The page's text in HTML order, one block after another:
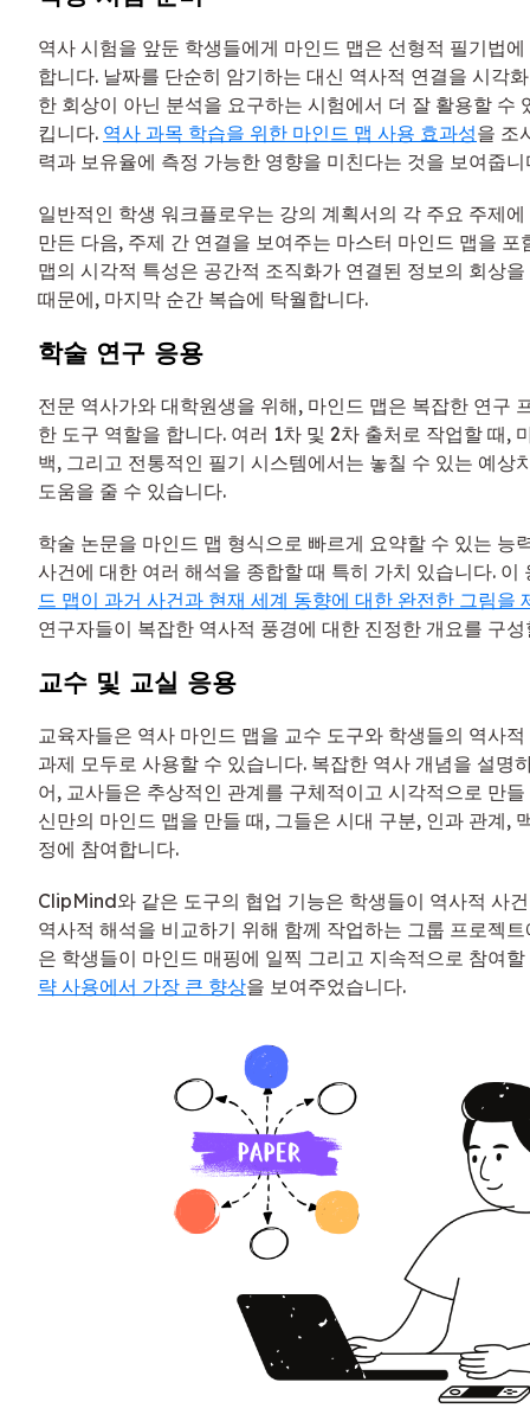
역사 시험을 앞둔 학생들에게 마인드 맵은 선형적 필기법
합니다. 날짜를 단순히 암기하는 대신 역사적 연결을 시각
한 회상이 아닌 분석을 요구하는 시험에서 더 잘 활용할 수
킵니다. 역사 과목 학습을 위한 마인드 맵 사용 효과성을 조
력과 보유율에 측정 가능한 영향을 미친다는 것을 보여줍니
일반적인 학생 워크플로우는 강의 계획서의 각 주요 주제
만든 다음, 주제 간 연결을 보여주는 마스터 마인드 맵을 포
맵의 시각적 특성은 공간적 조직화가 연결된 정보의 회상
때문에, 마지막 순간 복습에 탁월합니다.
학술 연구 응용
전문 역사가와 대학원생을 위해, 마인드 맵은 복잡한 연구
한 도구 역할을 합니다. 여러 1차 및 2차 출처로 작업할 때,
백, 그리고 전통적인 필기 시스템에서는 놓칠 수 있는 예상
도움을 줄 수 있습니다.
학술 논문을 마인드 맵 형식으로 빠르게 요약할 수 있는 능
사건에 대한 여러 해석을 종합할 때 특히 가치 있습니다. 이
드 맵이 과거 사건과 현재 세계 동향에 대한 완전한 그림을
연구자들이 복잡한 역사적 풍경에 대한 진정한 개요를 구
교수 및 교실 응용
교육자들은 역사 마인드 맵을 교수 도구와 학생들의 역사
과제 모두로 사용할 수 있습니다. 복잡한 역사 개념을 설명
어, 교사들은 추상적인 관계를 구체적이고 시각적으로 만
신만의 마인드 맵을 만들 때, 그들은 시대 구분, 인과 관계,
정에 참여합니다.
ClipMind와 같은 도구의 협업 기능은 학생들이 역사적 사
역사적 해석을 비교하기 위해 함께 작업하는 그룹 프로젝
은 학생들이 마인드 매핑에 일찍 그리고 지속적으로 참여
략 사용에서 가장 큰 향상을 보여주었습니다.